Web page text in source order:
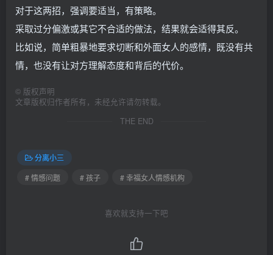
对于这两招，强调要适当，有策略。
采取过分偏激或其它不合适的做法，结果就会适得其反。
比如说，简单粗暴地要求切断和外面女人的感情，既没有共
情，也没有让对方理解态度和背后的代价。
© 版权声明
文章版权归作者所有，未经允许请勿转载。
THE END
分离小三
# 情感问题
# 孩子 # 幸福女人情感机构
喜欢就支持一下吧